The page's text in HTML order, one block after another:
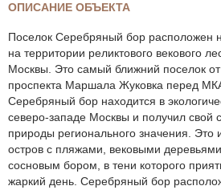
ОПИСАНИЕ ОБЪЕКТА
Поселок Серебряный бор расположен
на территории реликтового векового
Москвы. Это самый ближний поселок
проспекта Маршала Жуковка перед
Серебряный бор находится в
северо-западе Москвы и получил свой
природы регионального значения. Это
остров с пляжами, вековыми
сосновым бором, в тени которого
жаркий день. Серебряный бор